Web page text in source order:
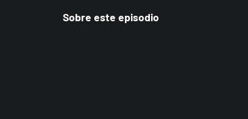
Sobre este episodio